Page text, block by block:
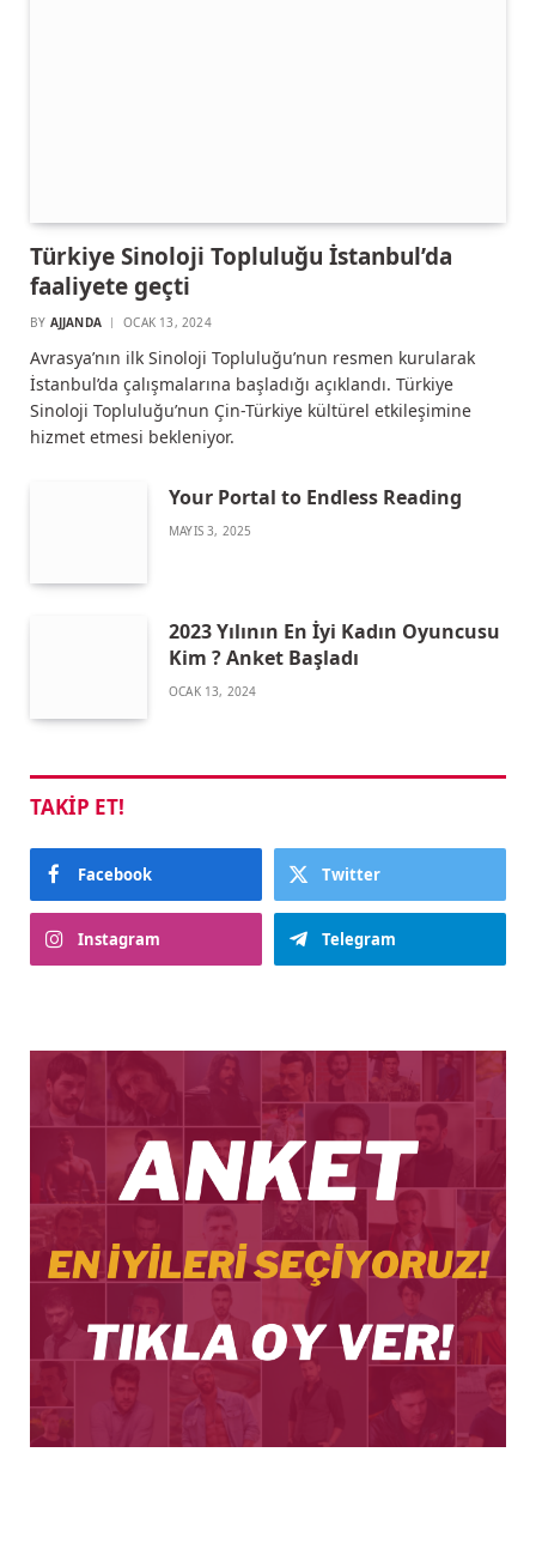
Türkiye Sinoloji Topluluğu İstanbul’da
faaliyete geçti
BY AJJANDA OCAK 13, 2024
Avrasya’nın ilk Sinoloji Topluluğu’nun resmen kurularak
İstanbul’da çalışmalarına başladığı açıklandı. Türkiye
Sinoloji Topluluğu’nun Çin-Türkiye kültürel etkileşimine
hizmet etmesi bekleniyor.
Your Portal to Endless Reading
MAYIS 3, 2025
2023 Yılının En İyi Kadın Oyuncusu
Kim ? Anket Başladı
OCAK 13, 2024
TAKIP ET!
Facebook Twitter
Instagram Telegram